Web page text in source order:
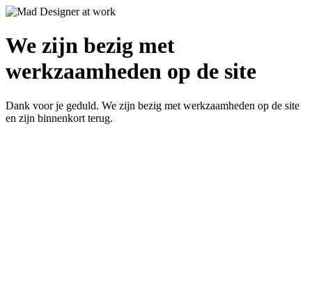
We zijn bezig met
werkzaamheden op de site
Dank voor je geduld. We zijn bezig met werkzaamheden op de site
en zijn binnenkort terug.